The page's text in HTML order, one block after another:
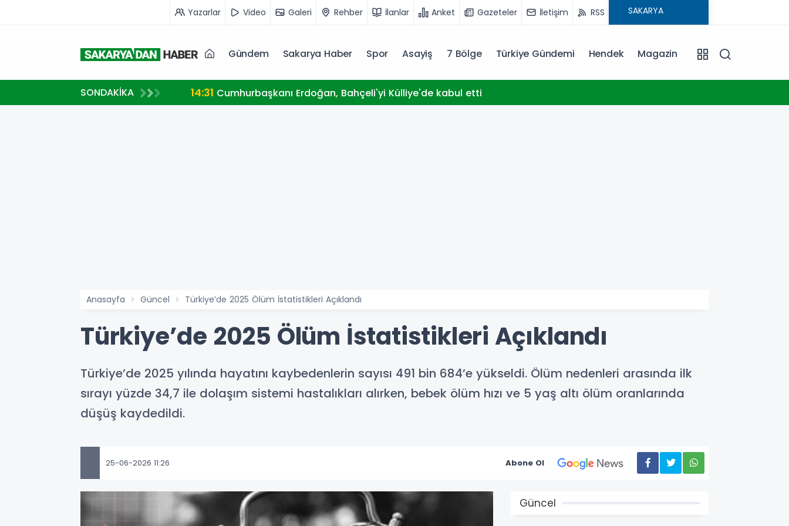
Yazarlar Video Galeri Rehber İlanlar Anket Gazeteler İletişim RSS
Gündem Sakarya Haber Spor Asayiş 7 Bölge Türkiye Gündemi Hendek Magazin
SONDAKİKA 14:31 Cumhurbaşkanı Erdoğan, Bahçeli'yi Külliye'de kabul etti
Anasayfa Güncel Türkiye’de 2025 Ölüm İstatistikleri Açıklandı
Türkiye’de 2025 Ölüm İstatistikleri Açıklandı
Türkiye’de 2025 yılında hayatını kaybedenlerin sayısı 491 bin 684’e yükseldi. Ölüm nedenleri arasında ilk
sırayı yüzde 34,7 ile dolaşım sistemi hastalıkları alırken, bebek ölüm hızı ve 5 yaş altı ölüm oranlarında
düşüş kaydedildi.
25-06-2026 11:26 Abone Ol
Güncel